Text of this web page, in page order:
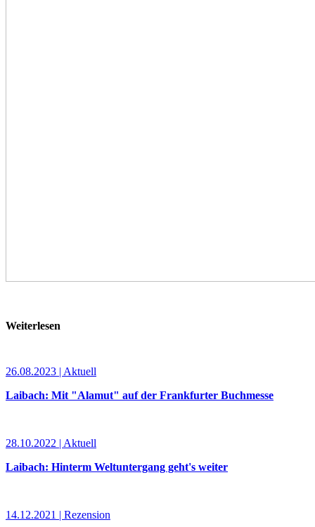
Weiterlesen
26.08.2023 | Aktuell
Laibach: Mit "Alamut" auf der Frankfurter Buchmesse
28.10.2022 | Aktuell
Laibach: Hinterm Weltuntergang geht's weiter
14.12.2021 | Rezension